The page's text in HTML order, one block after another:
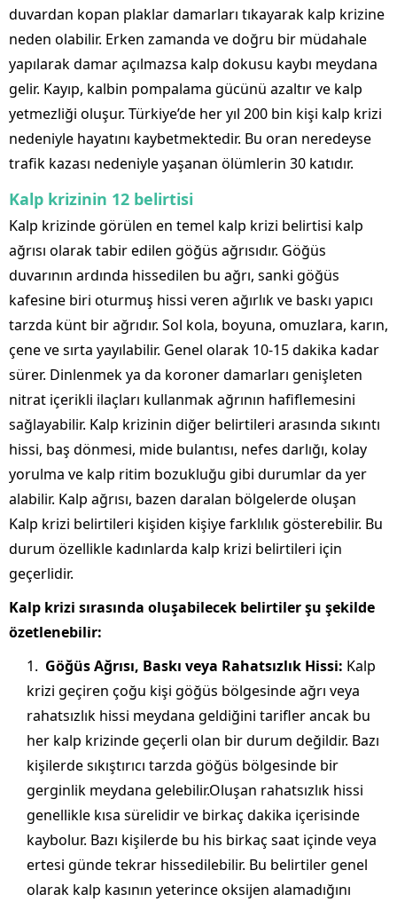
duvardan kopan plaklar damarları tıkayarak kalp krizine
neden olabilir. Erken zamanda ve doğru bir müdahale
yapılarak damar açılmazsa kalp dokusu kaybı meydana
gelir. Kayıp, kalbin pompalama gücünü azaltır ve kalp
yetmezliği oluşur. Türkiye’de her yıl 200 bin kişi kalp krizi
nedeniyle hayatını kaybetmektedir. Bu oran neredeyse
trafik kazası nedeniyle yaşanan ölümlerin 30 katıdır.
Kalp krizinin 12 belirtisi
Kalp krizinde görülen en temel kalp krizi belirtisi kalp
ağrısı olarak tabir edilen göğüs ağrısıdır. Göğüs
duvarının ardında hissedilen bu ağrı, sanki göğüs
kafesine biri oturmuş hissi veren ağırlık ve baskı yapıcı
tarzda künt bir ağrıdır. Sol kola, boyuna, omuzlara, karın,
çene ve sırta yayılabilir. Genel olarak 10-15 dakika kadar
sürer. Dinlenmek ya da koroner damarları genişleten
nitrat içerikli ilaçları kullanmak ağrının hafiflemesini
sağlayabilir. Kalp krizinin diğer belirtileri arasında sıkıntı
hissi, baş dönmesi, mide bulantısı, nefes darlığı, kolay
yorulma ve kalp ritim bozukluğu gibi durumlar da yer
alabilir. Kalp ağrısı, bazen daralan bölgelerde oluşan
Kalp krizi belirtileri kişiden kişiye farklılık gösterebilir. Bu
durum özellikle kadınlarda kalp krizi belirtileri için
geçerlidir.
Kalp krizi sırasında oluşabilecek belirtiler şu şekilde
özetlenebilir:
Göğüs Ağrısı, Baskı veya Rahatsızlık Hissi: Kalp
krizi geçiren çoğu kişi göğüs bölgesinde ağrı veya
rahatsızlık hissi meydana geldiğini tarifler ancak bu
her kalp krizinde geçerli olan bir durum değildir. Bazı
kişilerde sıkıştırıcı tarzda göğüs bölgesinde bir
gerginlik meydana gelebilir.Oluşan rahatsızlık hissi
genellikle kısa sürelidir ve birkaç dakika içerisinde
kaybolur. Bazı kişilerde bu his birkaç saat içinde veya
ertesi günde tekrar hissedilebilir. Bu belirtiler genel
olarak kalp kasının yeterince oksijen alamadığını